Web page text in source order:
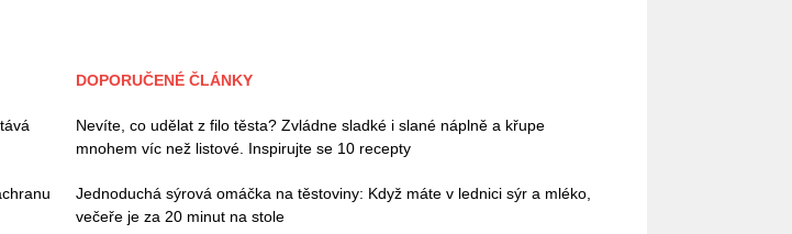
DOPORUČENÉ ČLÁNKY
Nevíte, co udělat z filo těsta? Zvládne sladké i slané náplně a křupe
mnohem víc než listové. Inspirujte se 10 recepty
Jednoduchá sýrová omáčka na těstoviny: Když máte v lednici sýr a mléko,
večeře je za 20 minut na stole